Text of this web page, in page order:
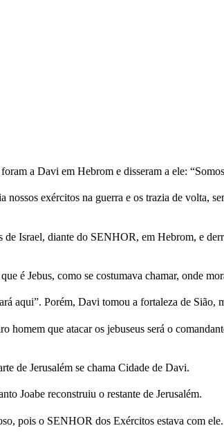
a Davi em Hebrom e disseram a ele:
exércitos na guerra e os trazia de volta,
Israel, diante do SENHOR, em Hebrom, e
é Jebus, como se costumava chamar, onde
aqui”. Porém, Davi tomou a fortaleza de Sião,
homem que atacar os jebuseus será o
de Jerusalém se chama Cidade de Davi.
Joabe reconstruiu o restante de Jerusalém.
pois o SENHOR dos Exércitos estava com ele.